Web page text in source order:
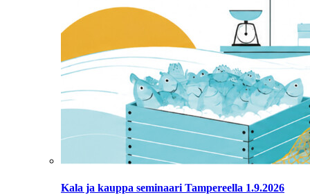
Kala ja kauppa seminaari Tampereella 1.9.2026